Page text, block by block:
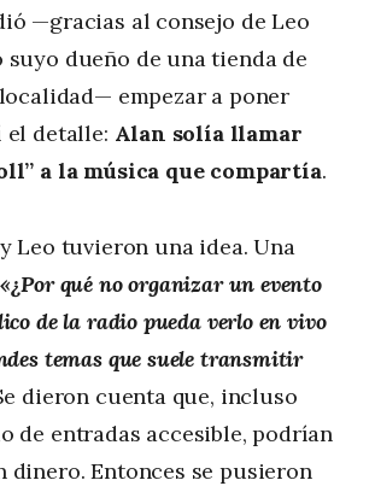
—gracias al consejo de Leo
suyo dueño de una tienda de
empezar a poner
el detalle: Alan solía llamar
a la música que compartía.
Leo tuvieron una idea. Una
«¿Por qué no organizar un evento
de la radio pueda verlo en vivo
temas que suele transmitir
dieron cuenta que, incluso
de entradas accesible, podrían
dinero. Entonces se pusieron